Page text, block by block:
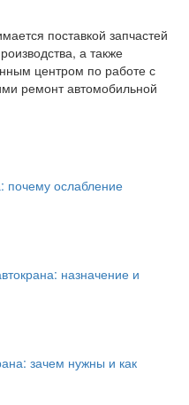
поставкой запчастей
а также
центром по работе с
ремонт автомобильной
почему ослабление
назначение и
зачем нужны и как